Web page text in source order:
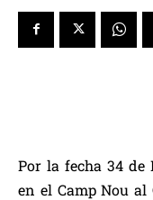
Por la fecha 34 de
en el Camp Nou